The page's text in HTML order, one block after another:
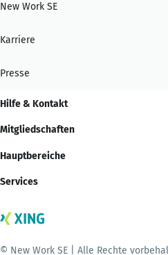
New Work SE
Karriere
Presse
Hilfe & Kontakt
Mitgliedschaften
Hauptbereiche
Services
© New Work SE | Alle Rechte